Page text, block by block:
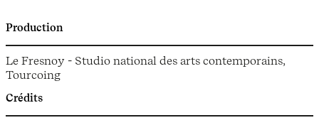
Production
Le Fresnoy - Studio national des arts contemporains,
Tourcoing
Crédits